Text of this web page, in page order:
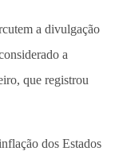
a divulgação
a
que registrou
dos Estados